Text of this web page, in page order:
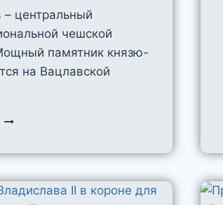
центральный
чешской
памятник князю-
на Вацлавской